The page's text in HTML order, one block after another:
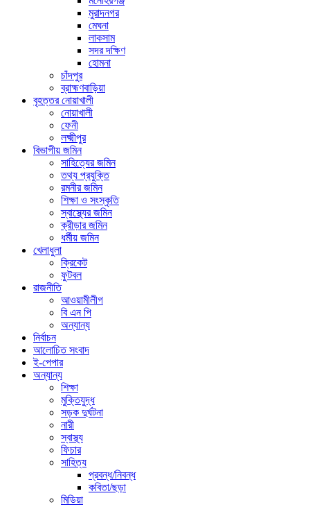
মুরাদনগর
মেঘনা
লাকসাম
সদর দক্ষিণ
হোমনা
চাঁদপুর
ব্রাহ্মণবাড়িয়া
বৃহত্তর নোয়াখালী
নোয়াখালী
ফেনী
লক্ষ্মীপুর
বিভাগীয় জমিন
সাহিত্যের জমিন
তথ্য প্রযুক্তি
রমনীর জমিন
শিক্ষা ও সংস্কৃতি
স্বাস্থ্যের জমিন
ক্রীড়ার জমিন
ধর্মীয় জমিন
খেলাধুলা
ক্রিকেট
ফুটবল
রাজনীতি
আওয়ামীলীগ
বি এন পি
অন্যান্য
নির্বাচন
আলোচিত সংবাদ
ই-পেপার
অন্যান্য
শিক্ষা
মুক্তিযুদ্ধ
সড়ক দুর্ঘটনা
নারী
স্বাস্থ্য
ফিচার
সাহিত্য
প্রবন্ধ/নিবন্ধ
কবিতা/ছড়া
মিডিয়া